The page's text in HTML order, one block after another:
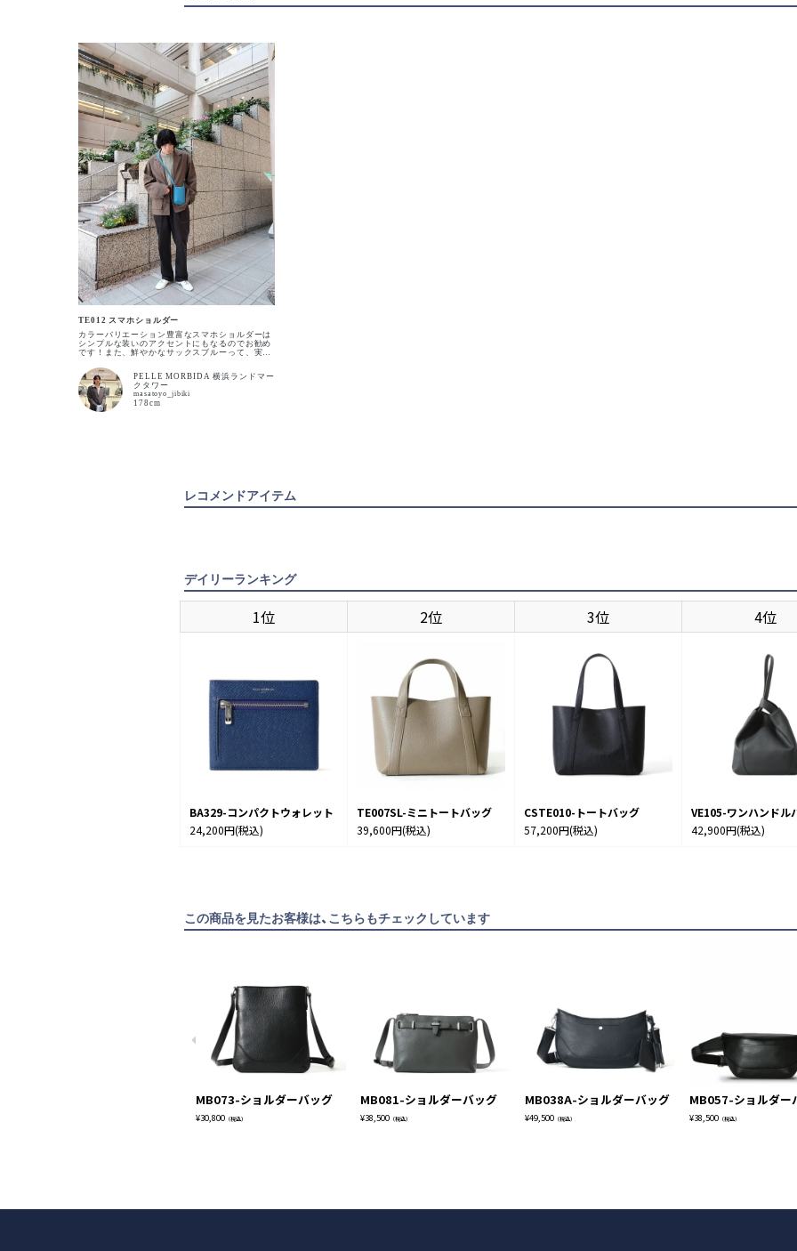
TE012 スマホショルダー
カラーバリエーション豊富なスマホショルダーは
シンプルな装いのアクセントにもなるのでお勧め
です！また、鮮やかなサックスブルーって、実
す！是非、ファッションにスパイス効かせてお洒
落度ＵＰしましょ～！PELLE MORBIDA 横浜ランドマー
クタワー
masatoyo_jibiki
178cm
レコメンドアイテム
デイリーランキング
1位 2位 3位 4位
BA329-コンパクトウォレット
24,200円(税込)
TE007SL-ミニトートバッグ
39,600円(税込)
CSTE010-トートバッグ
57,200円(税込)
VE105-ワンハンドル
42,900円(税込)
この商品を見たお客様は、こちらもチェックしています
MB073-ショルダーバッグ
¥30,800（税込）
MB081-ショルダーバッグ
¥38,500（税込）
MB038A-ショルダーバッグ
¥49,500（税込）
MB057-ショルダー
¥38,500（税込）